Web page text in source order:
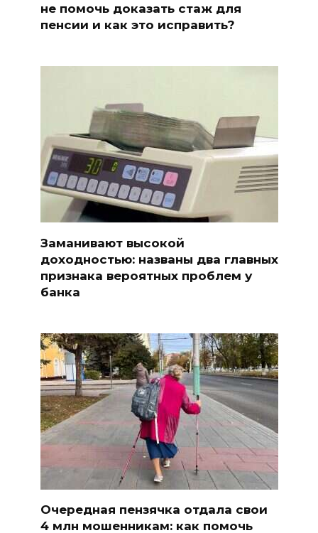
не помочь доказать стаж для
пенсии и как это исправить?
Заманивают высокой
доходностью: названы два главных
признака вероятных проблем у
банка
Очередная пензячка отдала свои
4 млн мошенникам: как помочь